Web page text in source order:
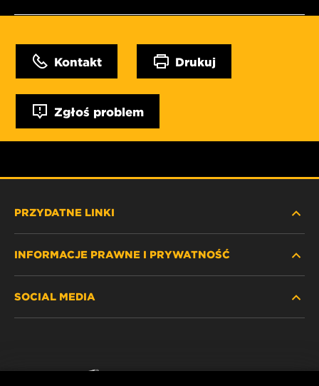
Kontakt Drukuj
Zgłoś problem
PRZYDATNE LINKI
GDZIE KUPIĆ
INFORMACJE PRAWNE I PRYWATNOŚĆ
SOCIAL MEDIA